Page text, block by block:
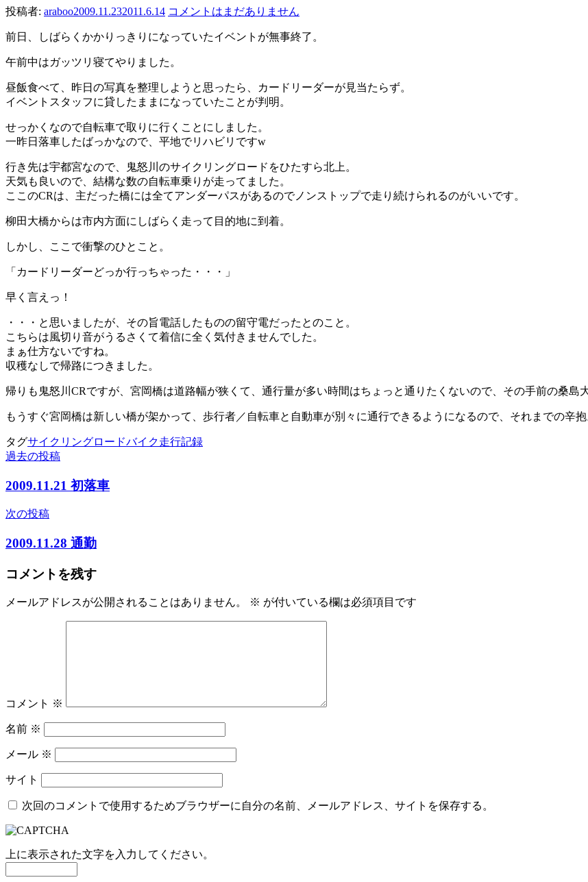
投稿者: araboo2009.11.232011.6.14 コメントはまだありません
前日、しばらくかかりっきりになっていたイベントが無事終了。
午前中はガッツリ寝てやりました。
昼飯食べて、昨日の写真を整理しようと思ったら、カードリーダーが見当たらず。
イベントスタッフに貸したままになっていたことが判明。
せっかくなので自転車で取りに行くことにしました。
一昨日落車したばっかなので、平地でリハビリですw
行き先は宇都宮なので、鬼怒川のサイクリングロードをひたすら北上。
天気も良いので、結構な数の自転車乗りが走ってました。
ここのCRは、主だった橋には全てアンダーパスがあるのでノンストップで走り続けられるのがいいです。
柳田大橋からは市内方面にしばらく走って目的地に到着。
しかし、ここで衝撃のひとこと。
「カードリーダーどっか行っちゃった・・・」
早く言えっ！
・・・と思いましたが、その旨電話したものの留守電だったとのこと。
こちらは風切り音がうるさくて着信に全く気付きませんでした。
まぁ仕方ないですね。
収穫なしで帰路につきました。
帰りも鬼怒川CRですが、宮岡橋は道路幅が狭くて、通行量が多い時間はちょっと通りたくないので、その手前の桑島
もうすぐ宮岡橋は新しい橋が架かって、歩行者／自転車と自動車が別々に通行できるようになるので、それまでの辛抱
タグサイクリングロードバイク走行記録
投
稿
ビ
ゲ
ー
過去の投稿
2009.11.21 初落車
次の投稿
2009.11.28 通勤
コメントを残す
メールアドレスが公開されることはありません。 ※ が付いている欄は必須項目です
コメント ※
名前 ※
メール ※
サイト
次回のコメントで使用するためブラウザーに自分の名前、メールアドレス、サイトを保存する。
上に表示された文字を入力してください。